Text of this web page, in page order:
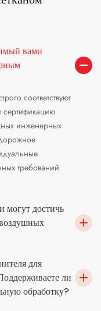
вами
соответствуют
инженерных
требований
могут достичь
для
ли
обработку?